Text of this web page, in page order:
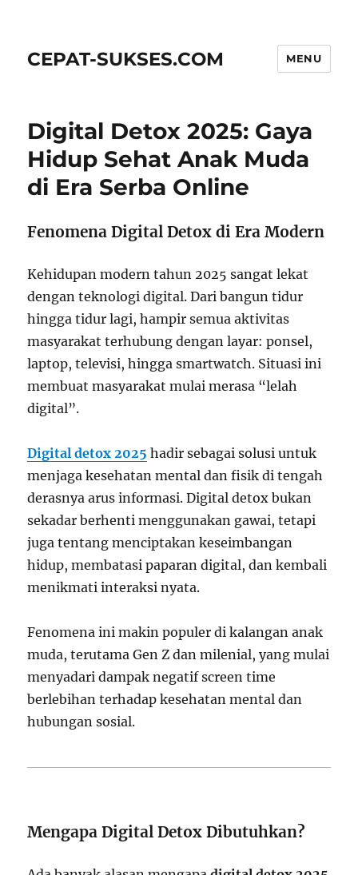
CEPAT-SUKSES.COM MENU
Digital Detox 2025: Gaya
Hidup Sehat Anak Muda
di Era Serba Online
Fenomena Digital Detox di Era Modern
Kehidupan modern tahun 2025 sangat lekat
dengan teknologi digital. Dari bangun tidur
hingga tidur lagi, hampir semua aktivitas
masyarakat terhubung dengan layar: ponsel,
laptop, televisi, hingga smartwatch. Situasi ini
membuat masyarakat mulai merasa “lelah
digital”.
Digital detox 2025 hadir sebagai solusi untuk
menjaga kesehatan mental dan fisik di tengah
derasnya arus informasi. Digital detox bukan
sekadar berhenti menggunakan gawai, tetapi
juga tentang menciptakan keseimbangan
hidup, membatasi paparan digital, dan kembali
menikmati interaksi nyata.
Fenomena ini makin populer di kalangan anak
muda, terutama Gen Z dan milenial, yang mulai
menyadari dampak negatif screen time
berlebihan terhadap kesehatan mental dan
hubungan sosial.
Mengapa Digital Detox Dibutuhkan?